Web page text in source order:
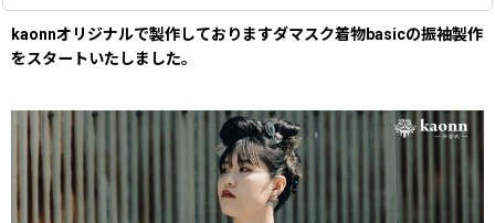
kaonnオリジナルで製作しておりますダマスク着物basicの振袖製作
をスタートいたしました。